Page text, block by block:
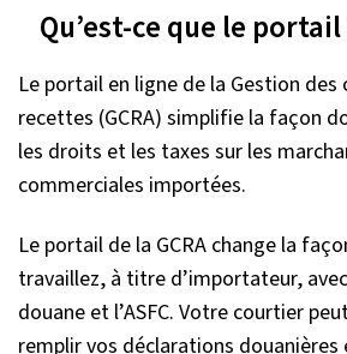
Qu’est-ce que le portail
Le portail en ligne de la Gestion
recettes (GCRA) simplifie la façon
les droits et les taxes sur les
commerciales importées.
Le portail de la GCRA change la
travaillez, à titre d’importateur,
douane et l’ASFC. Votre courtier
remplir vos déclarations